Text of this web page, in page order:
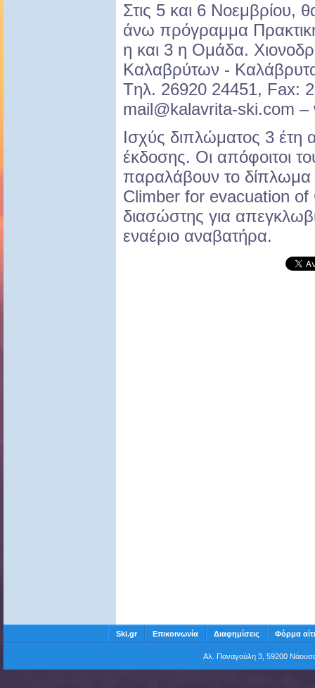
Στις 5 και 6 Νοεμβρίου,
άνω πρόγραμμα
η και 3 η Ομάδα.
Καλαβρύτων -
Tηλ. 26920 24451, Fax:
mail@kalavrita-ski.com –
Ισχύς διπλώματος 3 έτη
έκδοσης. Οι απόφοιτοι
παραλάβουν το δίπλωμα
Climber for evacuation of
διασώστης για
εναέριο αναβατήρα.
Ski.gr Επικοινωνία Διαφημίσεις Φόρμα
Αλ. Παναγούλη 3, 59200